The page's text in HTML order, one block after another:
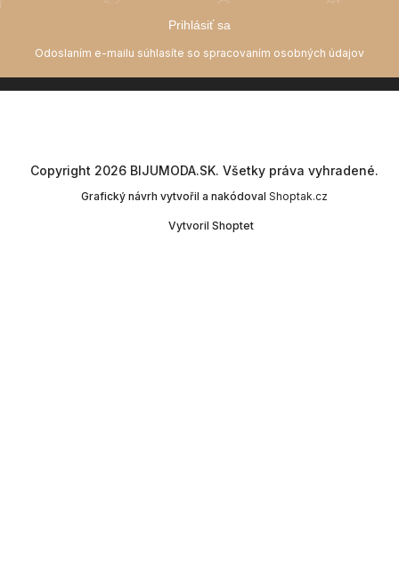
Prihlásiť sa
Vytvoril Shoptet
Copyright 2026 BIJUMODA.SK. Všetky práva vyhradené.
Grafický návrh vytvořil a nakódoval Shoptak.cz